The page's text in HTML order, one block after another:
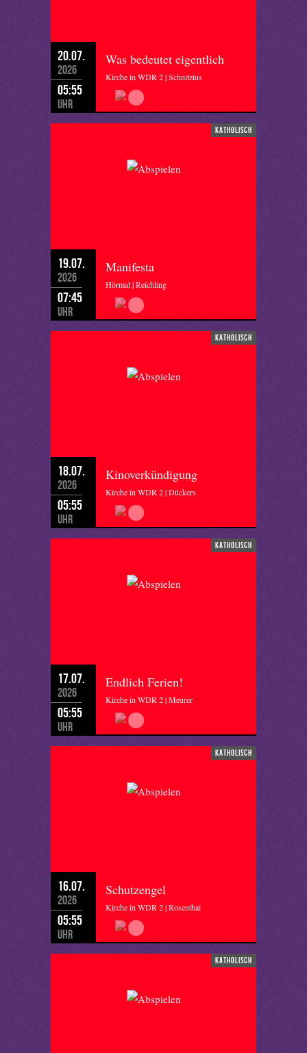
20.07.
2026
05:55
Uhr
Was bedeutet eigentlich
Kirche in WDR 2 | Schnitzius
katholisch
19.07.
2026
07:45
Uhr
Manifesta
Hörmal | Reichling
katholisch
18.07.
2026
05:55
Uhr
Kinoverkündigung
Kirche in WDR 2 | Dückers
katholisch
17.07.
2026
05:55
Uhr
Endlich Ferien!
Kirche in WDR 2 | Meurer
katholisch
16.07.
2026
05:55
Uhr
Schutzengel
Kirche in WDR 2 | Rosenthal
katholisch